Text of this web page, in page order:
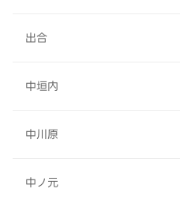
出合
中垣内
中川原
中ノ元